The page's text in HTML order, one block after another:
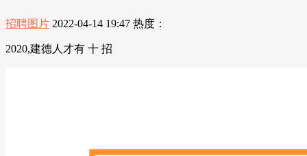
招聘图片 2022-04-14 19:47 热度：
2020,建德人才有 十 招